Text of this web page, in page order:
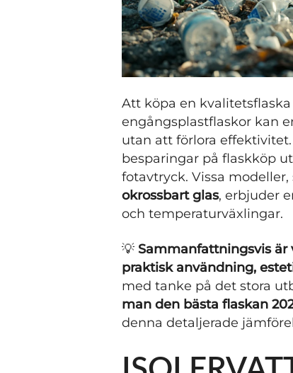
Att köpa en kvalitetsflaska
engångsplastflaskor kan
utan att förlora
besparingar på flaskköp
fotavtryck. Vissa modeller,
okrossbart glas, erbjuder
och temperaturväxlingar.
💡 Sammanfattningsvis är
praktisk användning,
med tanke på det stora
man den bästa flaskan
denna detaljerade